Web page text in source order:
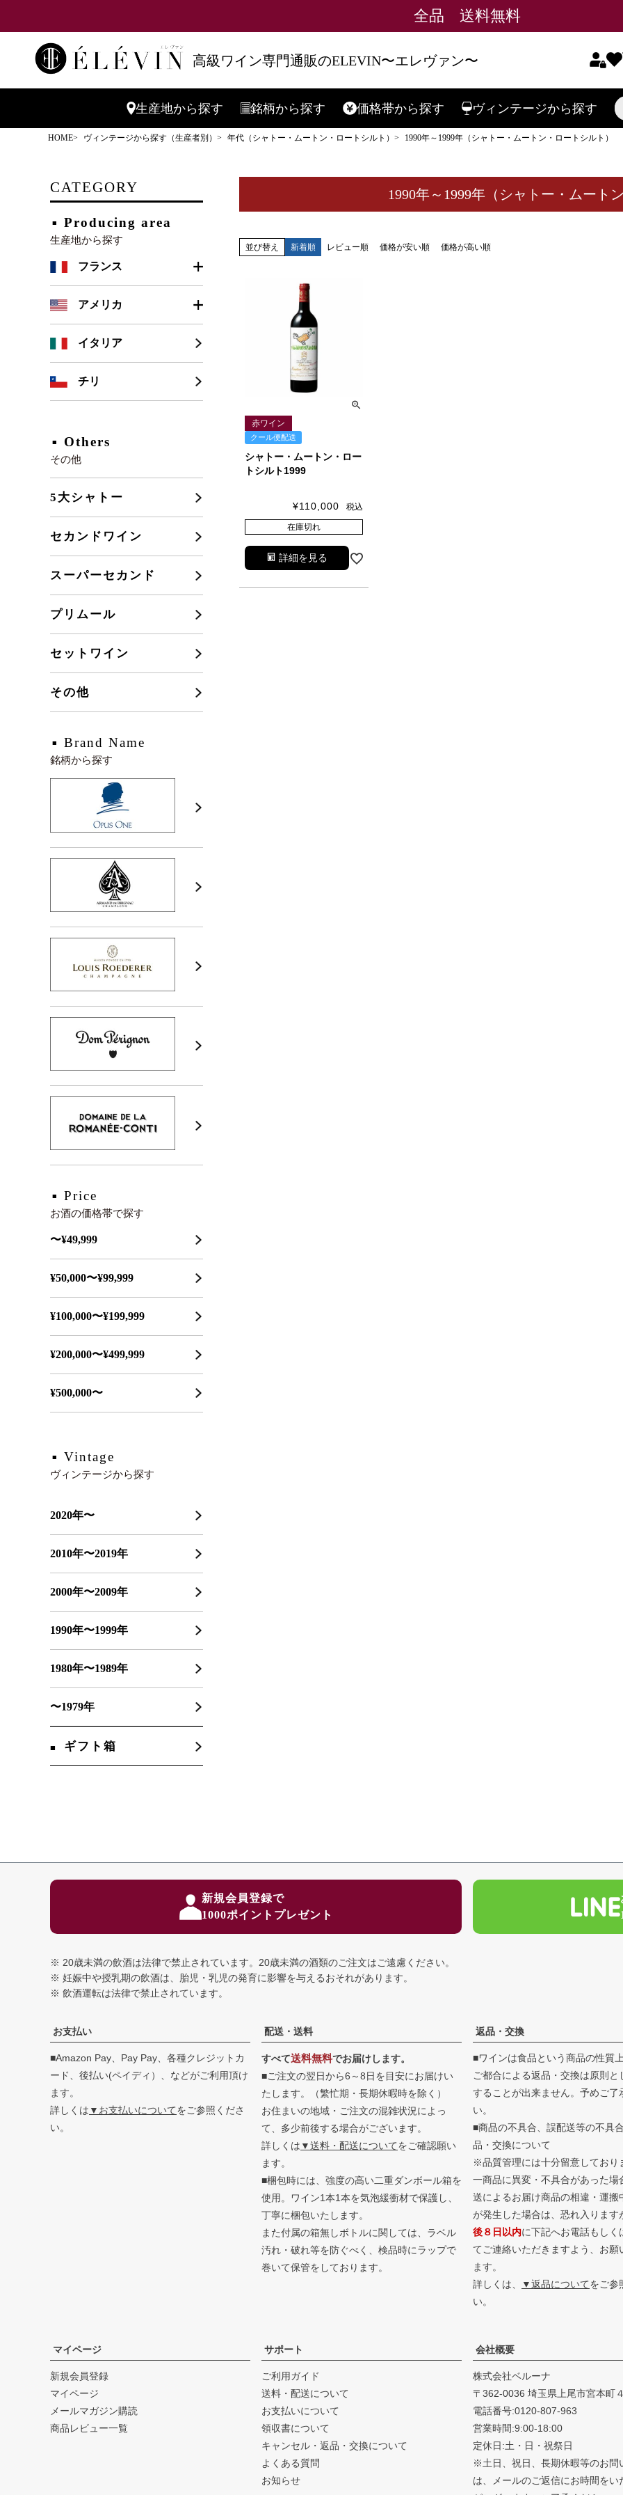
全品 送料無料
高級ワイン専門通販のELEVIN〜エレヴァン〜
生産地から探す 銘柄から探す 価格帯から探す ヴィンテージから探す
検索
HOME ヴィンテージから探す（生産者別） 年代（シャトー・ムートン・ロートシルト） 1990年～1999年（シャトー・ムートン・ロートシルト）
CATEGORY
Producing area
生産地から探す
フランス
ボルドー
シャンパーニュ
ブルゴーニュ
アメリカ
カリフォルニア
イタリア
チリ
Others
その他
5大シャトー
セカンドワイン
スーパーセカンド
プリムール
セットワイン
その他
Brand Name
銘柄から探す
Price
お酒の価格帯で探す
〜¥49,999
¥50,000〜¥99,999
¥100,000〜¥199,999
¥200,000〜¥499,999
¥500,000〜
Vintage
ヴィンテージから探す
2020年〜
2010年〜2019年
2000年〜2009年
1990年〜1999年
1980年〜1989年
〜1979年
ギフト箱
1990年～1999年（シャトー・ムート
並び替え 新着順 レビュー順 価格が安い順 価格が高い順
〜
商品番号
予約商
並び順
新着順
シャトー・ムートン・ロー
トシルト1999
赤ワイン
クール便配送
¥110,000 税込
在庫切れ
詳細を見る
新規会員登録で
1000ポイントプレゼント
20歳未満の飲酒は法律で禁止されています。 20歳未満の酒類のご注文はご遠慮ください。
妊娠中や授乳期の飲酒は、胎児・乳児の発育に影響を与えるおそれがあります。
飲酒運転は法律で禁止されています。
お支払い
■Amazon Pay、Pay Pay、各種クレジットカ
ード、後払い(ペイディ）、などがご利用頂け
ます。
詳しくは ▼お支払いについてをご参照くださ
い。
配送・送料
すべて送料無料でお届けします。
■ご注文の翌日から6～8日を目安にお届けい
たします。（繁忙期・長期休暇時を除く）
お住まいの地域・ご注文の混雑状況によっ
て、多少前後する場合がございます。
詳しくは ▼送料・配送についてをご確認願い
ます。
■梱包時には、強度の高い二重ダンボール箱を
使用。ワイン1本1本を気泡緩衝材で保護し、
丁寧に梱包いたします。
また付属の箱無しボトルに関しては、ラベル
汚れ・破れ等を防ぐべく、検品時にラップで
巻いて保管をしております。
返品・交換
■ワインは食品という商品の性質
ご都合による返品・交換は原則と
することが出来ません。予めご了
い。
■商品の不具合、誤配送等の不具
品・交換について
※品質管理には十分留意しており
一商品に異変・不具合があった場
送によるお届け商品の相違・運搬
が発生した場合は、恐れ入ります
後８日以内に下記へお電話もしく
てご連絡いただきますよう、お願
ます。
詳しくは、
▼返品についてをご参
い。
マイページ
新規会員登録
マイページ
メールマガジン購読
商品レビュー一覧
サポート
ご利用ガイド
送料・配送について
お支払いについて
領収書について
キャンセル・返品・ 交換について
よくある質問
お知らせ
会社概要
株式会社ベルーナ
362-0036 埼玉県上尾市宮本町
電話番号:0120-807-963
営業時間:9:00-18:00
定休日:土・日・祝祭日
※土日、祝日、長期休暇等のお問
は、メールのご返信にお時間をい